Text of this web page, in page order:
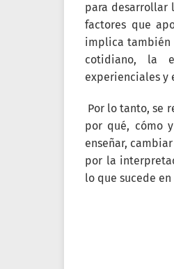
para desarrollar
factores que
implica también
cotidiano, la
experienciales y
Por lo tanto, se
por qué, cómo
enseñar,
por la
lo que sucede en